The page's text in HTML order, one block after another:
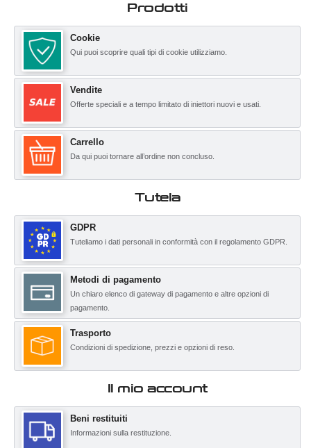
Prodotti
Cookie
Qui puoi scoprire quali tipi di cookie utilizziamo.
Vendite
Offerte speciali e a tempo limitato di iniettori nuovi e usati.
Carrello
Da qui puoi tornare all’ordine non concluso.
Tutela
GDPR
Tuteliamo i dati personali in conformità con il regolamento GDPR.
Metodi di pagamento
Un chiaro elenco di gateway di pagamento e altre opzioni di
pagamento.
Trasporto
Condizioni di spedizione, prezzi e opzioni di reso.
Il mio account
Beni restituiti
Informazioni sulla restituzione.